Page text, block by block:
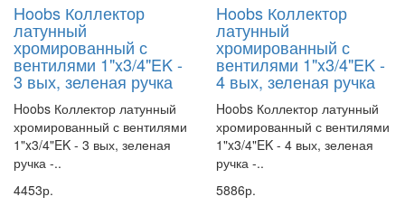
Hoobs Коллектор
латунный
хромированный с
вентилями 1"x3/4"EK -
3 вых, зеленая ручка
Hoobs Коллектор латунный
хромированный с вентилями
1"x3/4"EK - 3 вых, зеленая
ручка -..
4453р.
Hoobs Коллектор
латунный
хромированный с
вентилями 1"x3/4"EK -
4 вых, зеленая ручка
Hoobs Коллектор латунный
хромированный с вентилями
1"x3/4"EK - 4 вых, зеленая
ручка -..
5886р.